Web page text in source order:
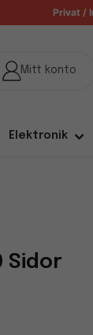
Elektronik
Sidor